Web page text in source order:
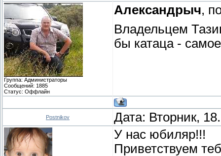
Группа: Администраторы
Сообщений: 1885
Статус: Оффлайн
Александрыч,
Владельцем
бы катаца -
Postnikov Дата: Вторник,
У нас юбиляр!!!
Приветствуем